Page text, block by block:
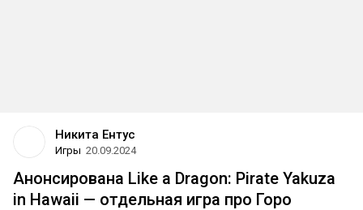
Никита Ентус
Игры 20.09.2024
Анонсирована Like a Dragon: Pirate Yakuza
in Hawaii — отдельная игра про Горо